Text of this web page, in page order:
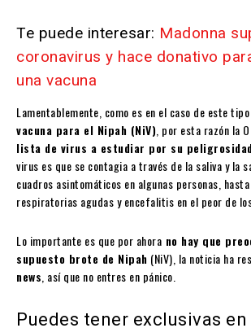
Te puede interesar: Madonna
coronavirus y hace donativo
una vacuna
Lamentablemente, como es en el caso de este tipo
vacuna para el Nipah (NiV) , por esta razón la
lista de virus a estudiar por su
virus es que se contagia a través de la saliva y la
cuadros asintomáticos en algunas personas,
respiratorias agudas y encefalitis en el peor de
Lo importante es que por ahora no hay que
supuesto brote de Nipah (NiV), la noticia ha
news , así que no entres en pánico.
Puedes tener exclusivas